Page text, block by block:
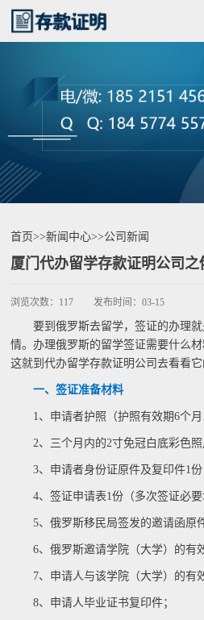
首页>>新闻中心>>公司新闻
厦门代办留学存款证明公司
浏览次数： 117 发布时间：03-15
要到俄罗斯去留学，签证的办理就
情。办理俄罗斯的留学签证需要什么
这就到代办留学存款证明公司去看看它
一、签证准备材料
1、申请者护照（护照有效期6个月
2、三个月内的2寸免冠白底彩色照
3、申请者身份证原件及复印件1份
4、签证申请表1份（多次签证必要
5、俄罗斯移民局签发的邀请函原件
6、俄罗斯邀请学院（大学）的有效
7、申请人与该学院（大学）的有效
8、申请人毕业证书复印件；